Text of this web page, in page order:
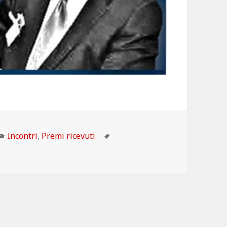
Categorie
Incontri, Premi ricevuti